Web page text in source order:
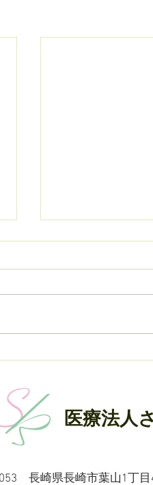
医療法人
長崎県長崎市葉山1丁